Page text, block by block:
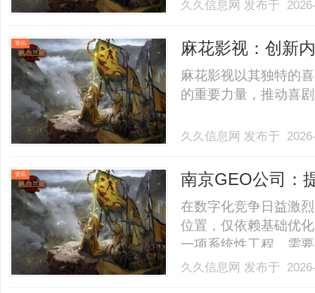
系。宁波GEO公司将
久久信息网 发布于
资讯 麻花影视：创新
麻花影视以其独特的
的重要力量，推动喜
久久信息网 发布于
资讯 南京GEO公司：
在数字化竞争日益激
位置，仅依赖基础优
一项系统性工程，需
布局。南京GEO公司
久久信息网 发布于